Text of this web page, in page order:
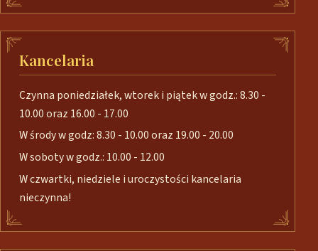
Kancelaria
Czynna poniedziałek, wtorek i piątek w godz.: 8.30 -
10.00 oraz 16.00 - 17.00
W środy w godz: 8.30 - 10.00 oraz 19.00 - 20.00
W soboty w godz.: 10.00 - 12.00
W czwartki, niedziele i uroczystości kancelaria
nieczynna!